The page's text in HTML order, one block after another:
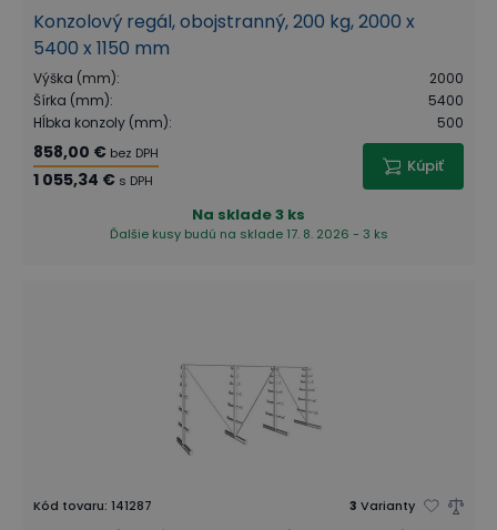
Konzolový regál, obojstranný, 200 kg, 2000 x
5400 x 1150 mm
Výška (mm):
2000
Šírka (mm):
5400
Hĺbka konzoly (mm): 500
858,00 € bez DPH
1 055,34 € s DPH
Kúpiť
Na sklade3 ks
Ďalšie kusy budú na sklade 17. 8. 2026 - 3 ks
Kód tovaru: 141287 3 Varianty